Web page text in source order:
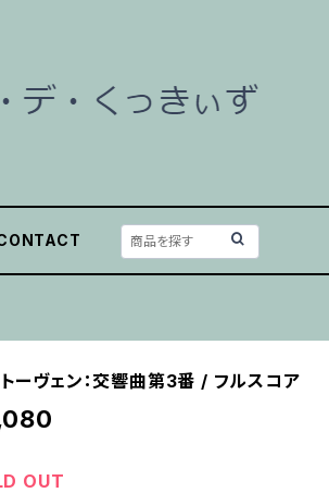
ーヴェン：交響曲第3番 / フルスコア
OUT